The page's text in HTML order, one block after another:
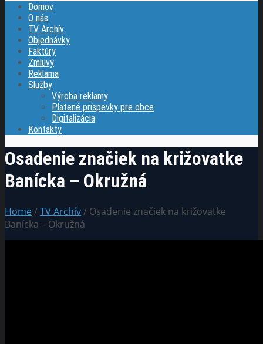
Domov
O nás
TV Archív
Objednávky
Faktúry
Zmluvy
Reklama
Služby
Výroba reklamy
Platené príspevky pre obce
Digitalizácia
Kontakty
Osadenie značiek na križovatke
Banícka – Okružná
Home/TV Archív/ Osadenie značiek na križovatke
Banícka – Okružná